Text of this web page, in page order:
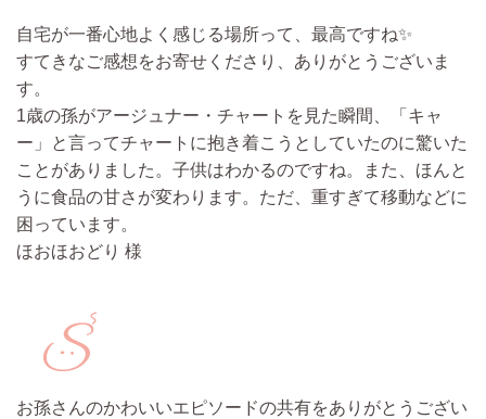
自宅が一番心地よく感じる場所って、最高ですね✨
すてきなご感想をお寄せくださり、ありがとうございま
す。
1歳の孫がアージュナー・チャートを見た瞬間、「キャ
ー」と言ってチャートに抱き着こうとしていたのに驚いた
ことがありました。子供はわかるのですね。
また、ほんと
うに食品の甘さが変わります。ただ、重すぎて移動などに
困っています。
ほおほおどり 様
お孫さんのかわいいエピソードの共有をありがとうござい